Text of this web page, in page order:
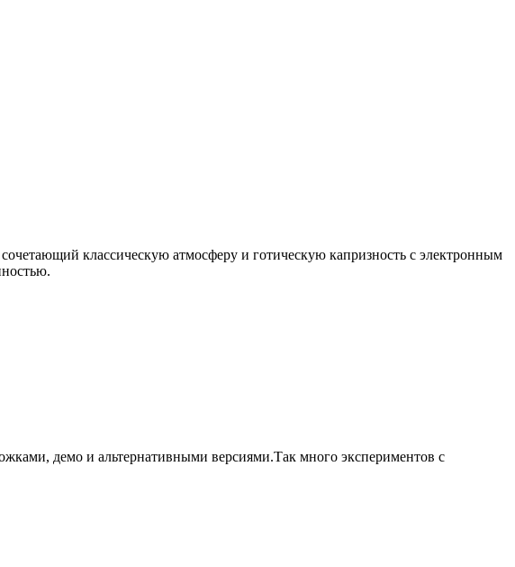
классическую атмосферу и готическую капризность с электронным
демо и альтернативными версиями.Так много экспериментов с